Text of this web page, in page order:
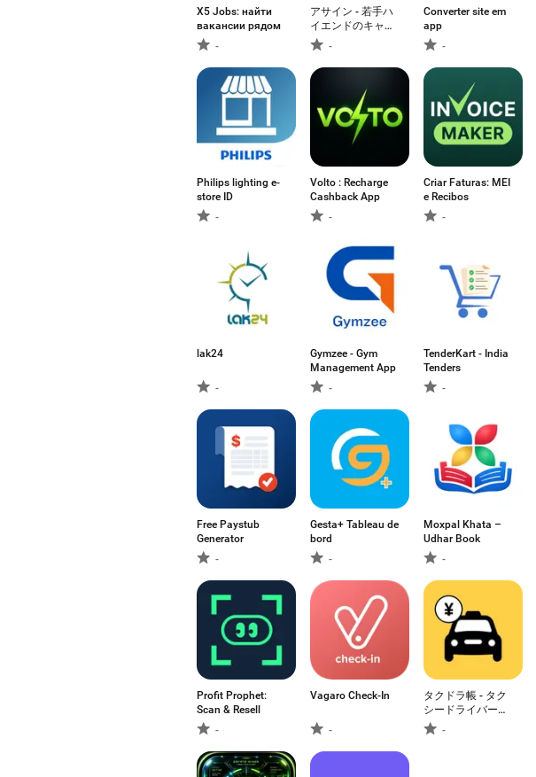
X5 Jobs: найти
вакансии рядом
-
アサイン - 若手ハ
イエンドのキャリ
アプラットフォー
ム
-
Converter site em
app
-
Philips lighting e-
store ID
-
Volto : Recharge
Cashback App
-
Criar Faturas: MEI
e Recibos
-
lak24
-
Gymzee - Gym
Management App
-
TenderKart - India
Tenders
-
Free Paystub
Generator
-
Gesta+ Tableau de
bord
-
Moxpal Khata –
Udhar Book
-
Profit Prophet:
Scan & Resell
-
Vagaro Check-In
-
タクドラ帳 - タク
シードライバーの
売上・日報管理
No1
-